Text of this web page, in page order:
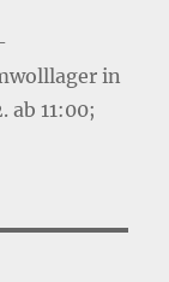
in
ab 11:00;